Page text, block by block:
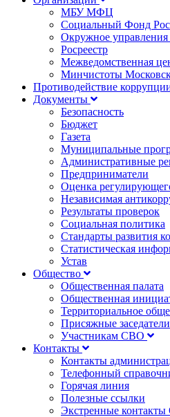
МБУ МФЦ
Социальный Фонд
Окружное
Росреестр
Межведомственная
Минчистоты
Противодействие
Документы
Безопасность
Бюджет
Газета
Муниципальные
Административные
Предприниматели
Оценка
Независимая
Результаты проверок
Социальная политика
Стандарты развития
Статистическая
Устав
Общество
Общественная палата
Общественная
Территориальное
Присяжные заседатели
Участникам СВО
Контакты
Контакты
Телефонный
Горячая линия
Полезные ссылки
Экстренные